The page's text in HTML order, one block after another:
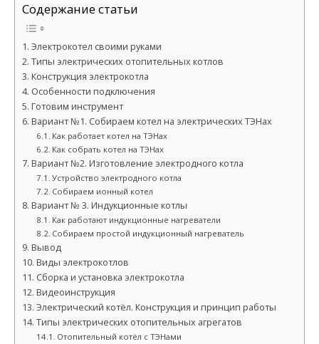
Содержание статьи
Электрокотел своими руками
Типы электрических отопительных котлов
Конструкция электрокотла
Особенности подключения
Готовим инструмент
Вариант №1. Собираем котел на электрических ТЭНах
Как работает котел на ТЭНах
Как собрать котел на ТЭНах
Вариант №2. Изготовление электродного котла
Устройство электродного котла
Собираем ионный котел
Вариант № 3. Индукционные котлы
Как работают индукционные нагреватели
Собираем простой индукционный нагреватель
Вывод
Виды электрокотлов
Сборка и установка электрокотла
Видеоинструкция
Электрический котёл. Конструкция и принцип работы
Типы электрических отопительных агрегатов
Отопительный котёл с ТЭНами